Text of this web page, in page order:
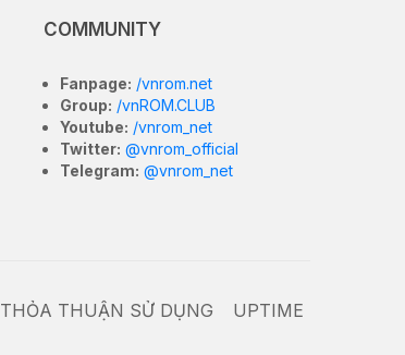
COMMUNITY
Fanpage: /vnrom.net
Group: /vnROM.CLUB
Youtube: /vnrom_net
Twitter: @vnrom_official
Telegram: @vnrom_net
THỎA THUẬN SỬ DỤNG UPTIME